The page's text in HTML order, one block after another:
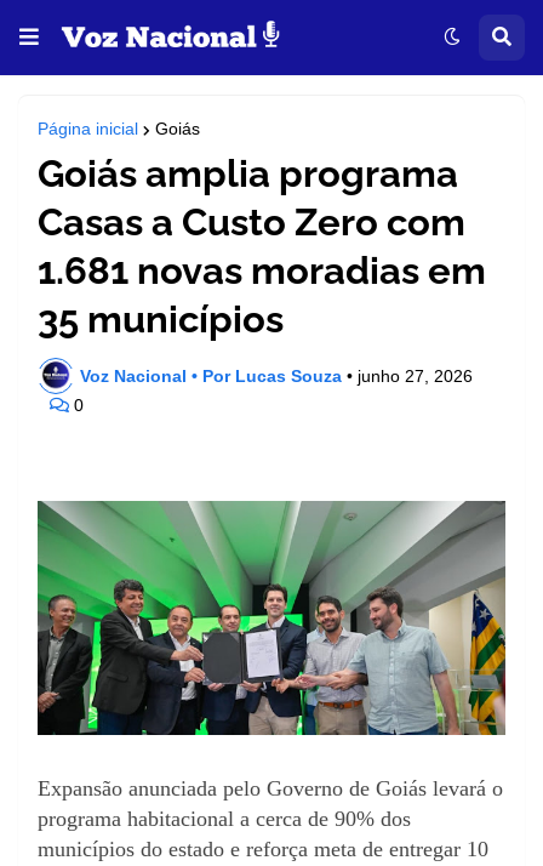
Página inicial Goiás
Goiás amplia programa
Casas a Custo Zero com
1.681 novas moradias em
35 municípios
Voz Nacional • Por Lucas Souza • junho 27, 2026
0
Expansão anunciada pelo Governo de Goiás levará o
programa habitacional a cerca de 90% dos
municípios do estado e reforça meta de entregar 10